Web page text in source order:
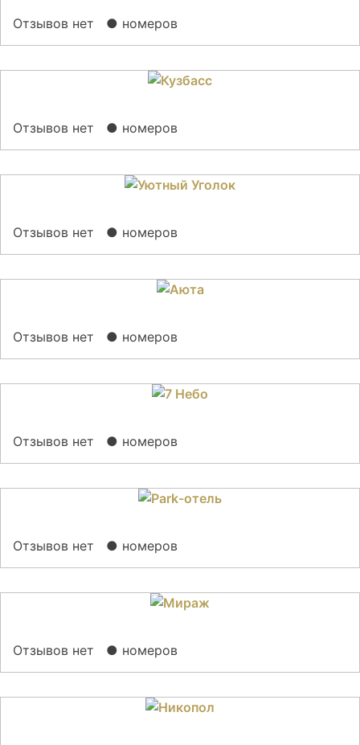
Отзывов нет ● номеров
Отзывов нет ● номеров
Отзывов нет ● номеров
Отзывов нет ● номеров
Отзывов нет ● номеров
Отзывов нет ● номеров
Отзывов нет ● номеров